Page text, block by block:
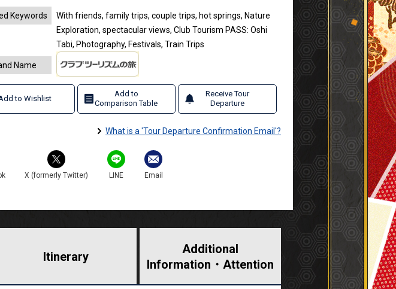
Keywords
With friends, family trips, couple trips, hot springs, Nature
Exploration, spectacular views, Club Tourism PASS: Oshi
Tabi, Photography, Festivals, Train Trips
Name
to Wishlist
Add to
Comparison Table
Receive Tour
Departure
What is a 'Tour Departure Confirmation Email'?
X (formerly Twitter) LINE Email
Itinerary
Additional
Information・ Attention